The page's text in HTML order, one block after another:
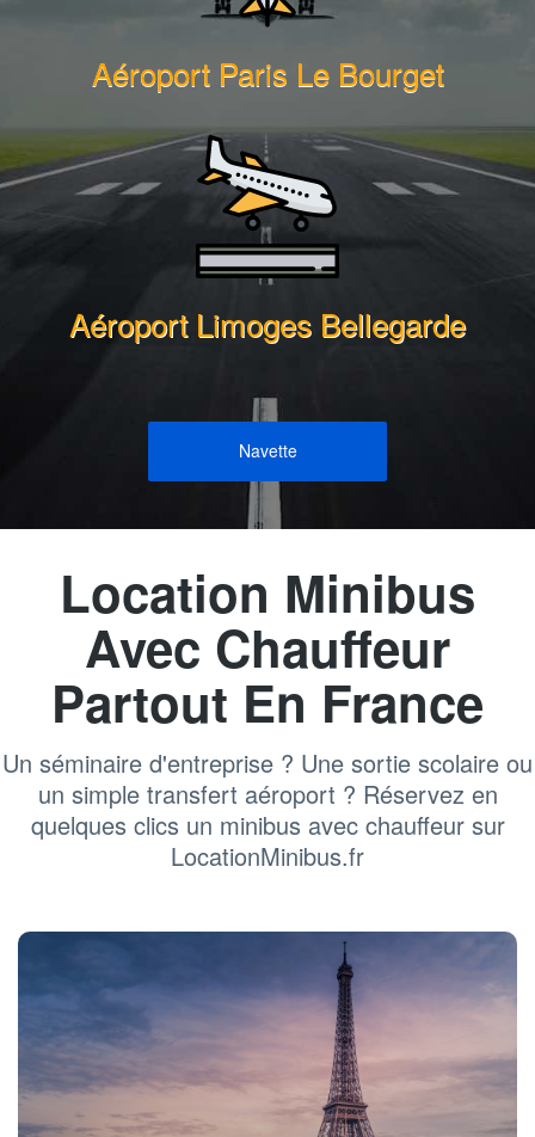
Aéroport Paris Le Bourget
Aéroport Limoges Bellegarde
Navette
Location Minibus
Avec Chauffeur
Partout En France
Un séminaire d'entreprise ? Une sortie scolaire ou
un simple transfert aéroport ? Réservez en
quelques clics un minibus avec chauffeur sur
LocationMinibus.fr